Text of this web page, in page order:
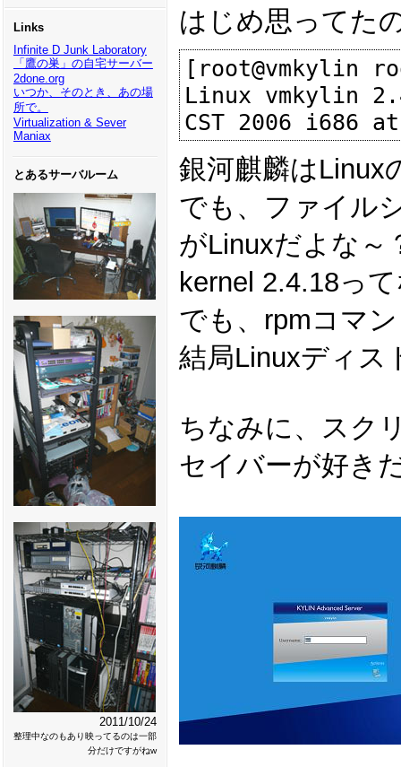
Links
Infinite D Junk Laboratory
「鷹の巣」の自宅サーバー
2done.org
いつか、そのとき、あの場
所で。
Virtualization & Sever
Maniax
とあるサーバルーム
2011/10/24
整理中なのもあり映ってるのは一部
分だけですがねw
はじめ思ってた
[root@vmkylin
Linux vmkylin
銀河麒麟はLinux
でも、ファイル
がLinuxだよな～
kernel 2.4.18っ
でも、rpmコマ
結局Linuxディス
ちなみに、スク
セイバーが好き